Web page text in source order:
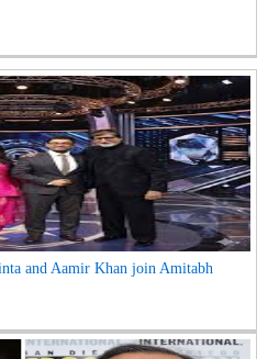
and Aamir Khan join Amitabh